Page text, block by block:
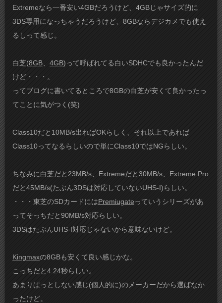
Extremeなら一番安い4GBだろうけど、4GBじゃサイズ的に
3DS専用になっちゃうだろうけど、8GBならデジカメでも使え
るしって感じ。
白芝(8GB 4GB)って呼ばれてる白いSDHCでも良かったんだ
けど・・・。
ってブログに書いてるところで8GBの白芝が安くて良かったっ
てことに気がつく(笑)
Class10だと10MB/s出ればOKらしく、それ以上であれば
Class10ってなるらしいので単にClass10ではNGらしい。
ちなみに白芝だと23MB/s、Extremeだと30MB/s、Extreme Pro
だと45MB/s(たぶん3DSは対応していないUHS-I)らしい。
・・・東芝のSDカードにはPremiugateっていうシリーズがあ
ってそっちだと90MB/s対応らしい。
3DSはたぶんUHS-I対応じゃないから意味ないけど。
Kingmaxの8GBも安くて良い感じかな。
こっちだと4.24秒らしい。
あまりぱっとしない感じ(個人的に)のメーカーだから選ばなか
ったけど。